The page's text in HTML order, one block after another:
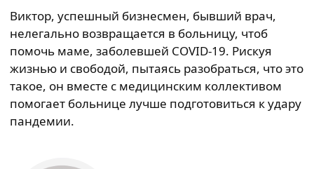
Виктор, успешный бизнесмен, бывший врач,
нелегально возвращается в больницу, чтоб
помочь маме, заболевшей COVID-19. Рискуя
жизнью и свободой, пытаясь разобраться, что это
такое, он вместе с медицинским коллективом
помогает больнице лучше подготовиться к удару
пандемии.